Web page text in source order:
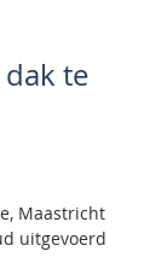
te
Maastricht
uitgevoerd